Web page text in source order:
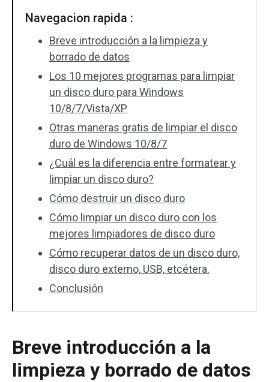
Navegacion rapida :
Breve introducción a la limpieza y
borrado de datos
Los 10 mejores programas para limpiar
un disco duro para Windows
10/8/7/Vista/XP
Otras maneras gratis de limpiar el disco
duro de Windows 10/8/7
¿Cuál es la diferencia entre formatear y
limpiar un disco duro?
Cómo destruir un disco duro
Cómo limpiar un disco duro con los
mejores limpiadores de disco duro
Cómo recuperar datos de un disco duro,
disco duro externo, USB, etcétera.
Conclusión
Breve introducción a la
limpieza y borrado de datos